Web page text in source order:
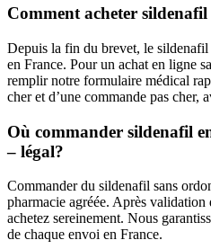
Comment acheter
Depuis la fin du brevet, le sildenafil
en France. Pour un achat en ligne
remplir notre formulaire médical
cher et d’une commande pas cher,
Où commander sildenafil
– légal?
Commander du sildenafil sans
pharmacie agréée. Après
achetez sereinement. Nous
de chaque envoi en France.